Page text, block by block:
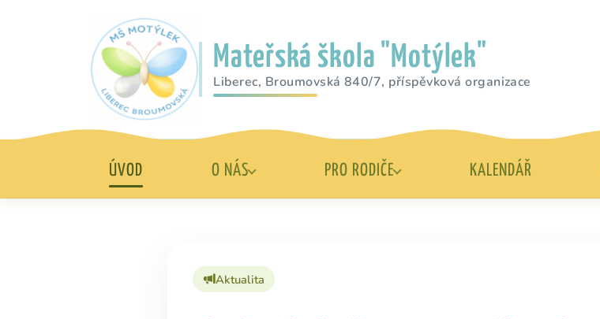
Mateřská škola "Motýlek"
Liberec, Broumovská 840/7, příspěvková organizace
ÚVOD O NÁS PRO RODIČE KALENDÁŘ
Aktualita